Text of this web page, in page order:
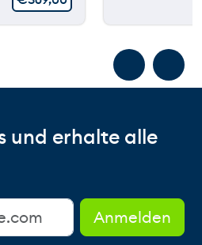
und erhalte alle